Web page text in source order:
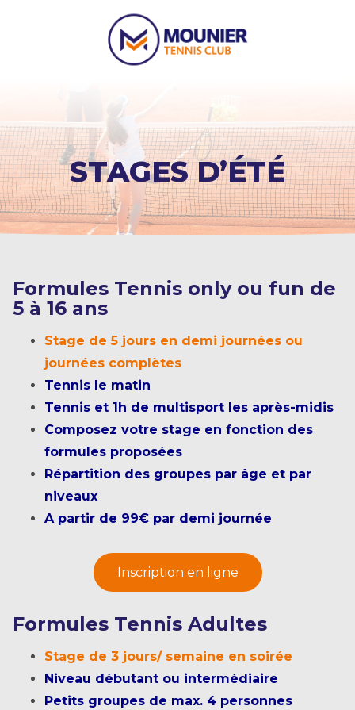
STAGES D’ÉTÉ
Formules Tennis only ou fun de
5 à 16 ans
Stage de 5 jours en demi journées ou
journées complètes
Tennis le matin
Tennis et 1h de multisport les après-midis
Composez votre stage en fonction des
formules proposées
Répartition des groupes par âge et par
niveaux
A partir de 99€ par demi journée
Inscription en ligne
Formules Tennis Adultes
Stage de 3 jours/ semaine en soirée
Niveau débutant ou intermédiaire
Petits groupes de max. 4 personnes